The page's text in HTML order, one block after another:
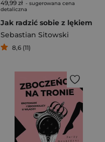
49,99 zł - sugerowana cena
detaliczna
Jak radzić sobie z lękiem
Sebastian Sitowski
8,6 (11)